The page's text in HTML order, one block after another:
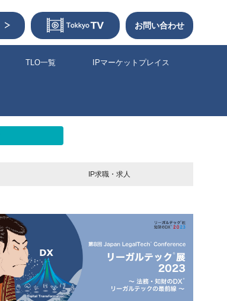
お問い合わせ
TLO一覧 IPマーケットプレイス
IP求職・求人